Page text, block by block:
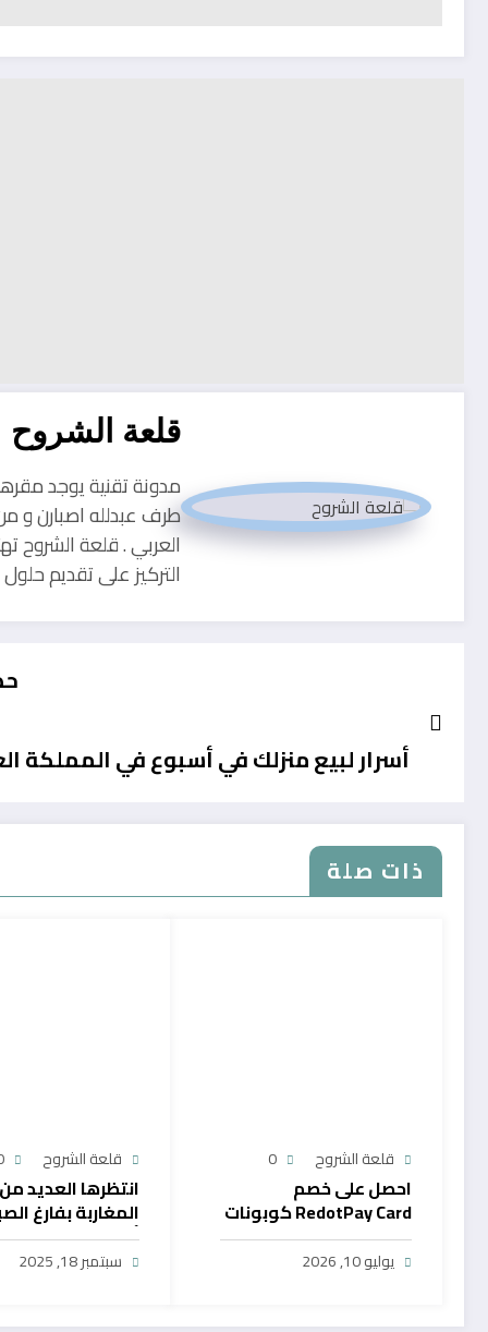
قلعة الشروح
طرف عبدلله اصبارن و
العربي . قلعة الشروح
التركيز على تقديم
أسرار لبيع منزلك في أسبوع في المملكة
ذات صلة
قلعة الشروح 0
احصل على خصم
RedotPay Card كوبونات
حصرية
يوليو 10, 2026
قلعة الشروح
انتظرها العديد من
المغاربة بفارغ
أول خدمة رقمية
سحب الرصيد من
سبتمبر 18, 2025